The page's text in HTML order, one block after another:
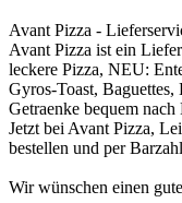
Avant Pizza -
Avant Pizza ist ein
leckere Pizza, NEU:
Gyros-Toast,
Getraenke bequem
Jetzt bei Avant Pizza,
bestellen und per
Wir wünschen einen